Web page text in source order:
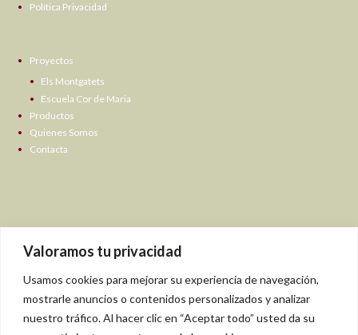
Valoramos tu privacidad
Usamos cookies para mejorar su experiencia de navegación,
mostrarle anuncios o contenidos personalizados y analizar
nuestro tráfico. Al hacer clic en “Aceptar todo” usted da su
Política Privacidad
Proyectos
Els Montgatets
Escuela Cor de Maria
Productos
Quienes Somos
Contacta